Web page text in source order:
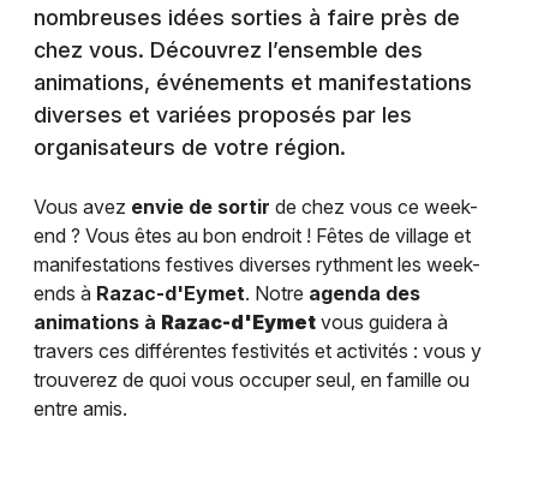
nombreuses idées sorties à faire près de
chez vous. Découvrez l’ensemble des
animations, événements et manifestations
diverses et variées proposés par les
organisateurs de votre région.
Vous avez envie de sortir de chez vous ce week-
end ? Vous êtes au bon endroit ! Fêtes de village et
manifestations festives diverses rythment les week-
ends à Razac-d'Eymet. Notre agenda des
animations à Razac-d'Eymet vous guidera à
travers ces différentes festivités et activités : vous y
trouverez de quoi vous occuper seul, en famille ou
entre amis.